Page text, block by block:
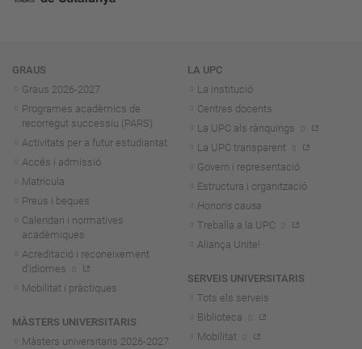
Navegació
GRAUS
Graus 2026-2027
Programes acadèmics de
recorregut successiu (PARS)
Activitats per a futur estudiantat
Accés i admissió
Matrícula
Preus i beques
Calendari i normatives
acadèmiques
Acreditació i reconeixement
d'idiomes
Mobilitat i pràctiques
MÀSTERS UNIVERSITARIS
Màsters universitaris 2026-2027
LA UPC
La institució
Centres docents
La UPC als rànquings
La UPC transparent
Govern i representació
Estructura i organització
Honoris causa
Treballa a la UPC
Aliança Unite!
SERVEIS UNIVERSITARIS
Tots els serveis
Biblioteca
Mobilitat